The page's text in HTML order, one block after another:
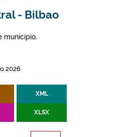
- Bilbao
municipio.
2026
XML
XLSX